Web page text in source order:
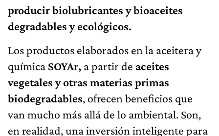
producir biolubricantes y bioaceites
degradables y ecológicos.
Los productos elaborados en la aceitera y
química SOYAr, a partir de aceites
vegetales y otras materias primas
biodegradables, ofrecen beneficios que
van mucho más allá de lo ambiental. Son,
en realidad, una inversión inteligente para